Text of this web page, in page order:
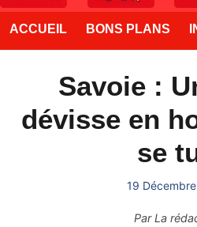
ACCUEIL BONS PLANS
Savoie :
dévisse en
se
19
ParLa